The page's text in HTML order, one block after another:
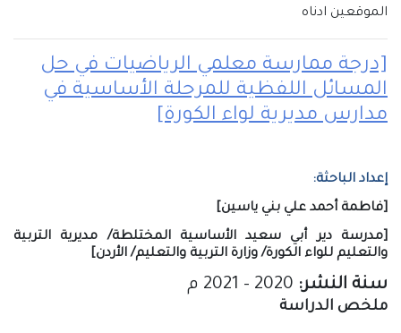
الموقعين ادناه
[درجة ممارسة معلمي الرياضيات في حل
المسائل اللفظية للمرحلة الأساسية في
مدارس مديرية لواء الكورة]
إعداد الباحثة:
[فاطمة أحمد علي بني ياسين]
[مدرسة دير أبي سعيد الأساسية المختلطة/ مديرية التربية
والتعليم للواء الكورة/ وزارة التربية والتعليم/ الأردن]
سنة النشر: 2020 – 2021 م
ملخص الدراسة